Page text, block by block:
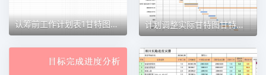
认筹前工作计划表1甘特图excel模板 计划调整实际甘特图甘特图excel模板